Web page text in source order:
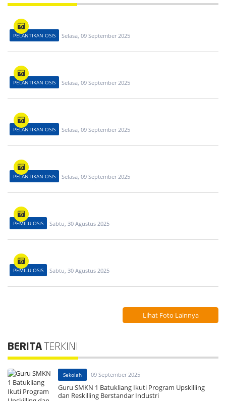
PELANTIKAN OSIS Selasa, 09 September 2025
PELANTIKAN OSIS Selasa, 09 September 2025
PELANTIKAN OSIS Selasa, 09 September 2025
PELANTIKAN OSIS Selasa, 09 September 2025
PEMILU OSIS Sabtu, 30 Agustus 2025
PEMILU OSIS Sabtu, 30 Agustus 2025
Lihat Foto Lainnya
BERITA TERKINI
Sekolah 09 September 2025
Guru SMKN 1 Batukliang Ikuti Program Upskilling
dan Reskilling Berstandar Industri